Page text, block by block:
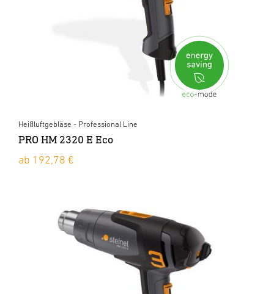
Heißluftgebläse - Professional Line
PRO HM 2320 E Eco
ab 192,78 €